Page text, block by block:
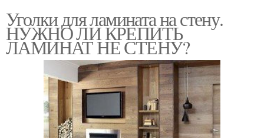
Уголки для ламината на стену.
НУЖНО ЛИ КРЕПИТЬ
ЛАМИНАТ НЕ СТЕНУ?